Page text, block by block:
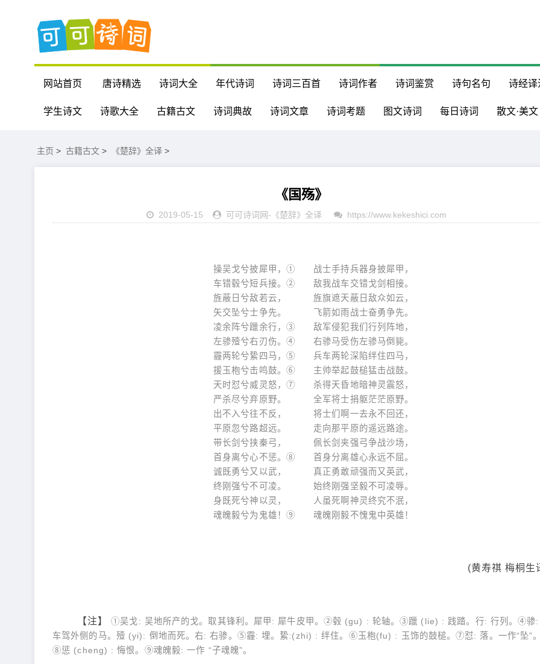
网站首页 唐诗精选 诗词大全 年代诗词 诗词三百首 诗词作者 诗词鉴赏 诗句名句 诗经译
学生诗文 诗歌大全 古籍古文 诗词典故 诗词文章 诗词考题 图文诗词 每日诗词 散文·美文
主页 > 古籍古文 > 《楚辞》全译 >
《国殇》
2019-05-15 可可诗词网- 《楚辞》全译 https://www.kekeshici.com
操吴戈兮披犀甲，① 战士手持兵器身披犀甲，
车错毂兮短兵接。② 敌我战车交错戈剑相接。
旌蔽日兮敌若云， 旌旗遮天蔽日敌众如云，
矢交坠兮士争先。 飞箭如雨战士奋勇争先。
凌余阵兮躐余行，③ 敌军侵犯我们行列阵地，
左骖殪兮右刃伤。④ 右骖马受伤左骖马倒毙。
霾两轮兮絷四马，⑤ 兵车两轮深陷绊住四马，
援玉枹兮击鸣鼓。⑥ 主帅举起鼓槌猛击战鼓。
天时怼兮威灵怒，⑦ 杀得天昏地暗神灵震怒，
严杀尽兮弃原野。 全军将士捐躯茫茫原野。
出不入兮往不反， 将士们啊一去永不回还，
平原忽兮路超远。 走向那平原的遥远路途。
带长剑兮挟秦弓， 佩长剑夹强弓争战沙场，
首身离兮心不惩。⑧ 首身分离雄心永远不屈。
诚既勇兮又以武， 真正勇敢顽强而又英武，
终刚强兮不可凌。 始终刚强坚毅不可凌辱。
身既死兮神以灵， 人虽死啊神灵终究不泯，
魂魄毅兮为鬼雄！⑨ 魂魄刚毅不愧鬼中英雄！
(黄寿祺 梅桐生
【注】①吴戈: 吴地所产的戈。取其锋利。犀甲: 犀牛皮甲。②毂 (gu) : 轮轴。③躐 (lie) : 践踏。行: 行列。④骖:
车驾外侧的马。殪 (yi): 倒地而死。右: 右骖。⑤霾: 埋。絷:(zhi) : 绊住。⑥玉枹(fu) : 玉饰的鼓槌。⑦怼: 落。一作“坠”。
⑧惩 (cheng) : 悔恨。⑨魂魄毅: 一作 “子魂魄”。